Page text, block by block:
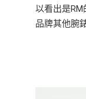
以看出是
品牌其他腕